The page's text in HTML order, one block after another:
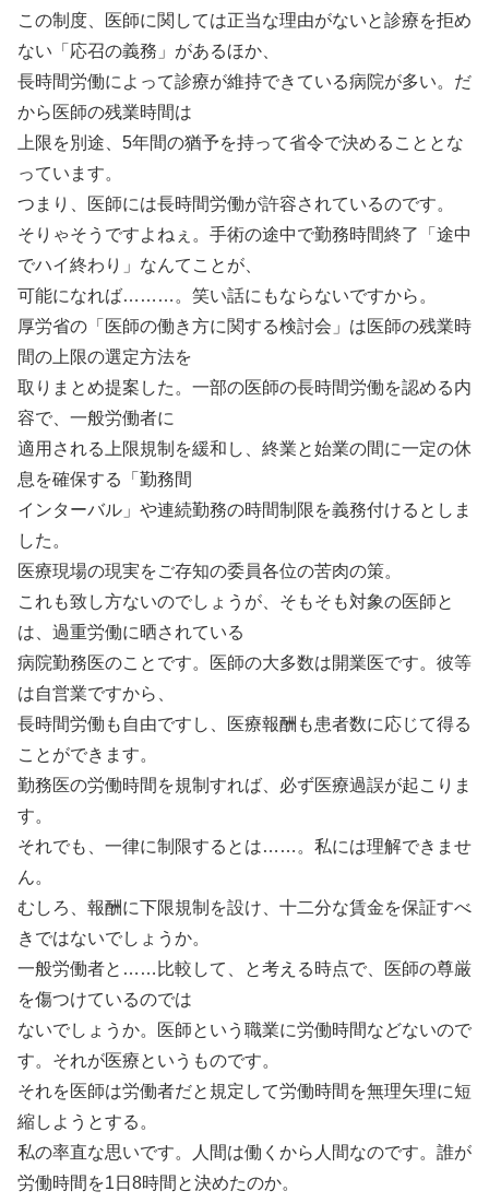
この制度、医師に関しては正当な理由がないと診療を拒め
ない「応召の義務」があるほか、
長時間労働によって診療が維持できている病院が多い。だ
から医師の残業時間は
上限を別途、5年間の猶予を持って省令で決めることとな
っています。
つまり、医師には長時間労働が許容されているのです。
そりゃそうですよねぇ。手術の途中で勤務時間終了「途中
でハイ終わり」なんてことが、
可能になれば………。笑い話にもならないですから。
厚労省の「医師の働き方に関する検討会」は医師の残業時
間の上限の選定方法を
取りまとめ提案した。一部の医師の長時間労働を認める内
容で、一般労働者に
適用される上限規制を緩和し、終業と始業の間に一定の休
息を確保する「勤務間
インターバル」や連続勤務の時間制限を義務付けるとしま
した。
医療現場の現実をご存知の委員各位の苦肉の策。
これも致し方ないのでしょうが、そもそも対象の医師と
は、過重労働に晒されている
病院勤務医のことです。医師の大多数は開業医です。彼等
は自営業ですから、
長時間労働も自由ですし、医療報酬も患者数に応じて得る
ことができます。
勤務医の労働時間を規制すれば、必ず医療過誤が起こりま
す。
それでも、一律に制限するとは……。私には理解できませ
ん。
むしろ、報酬に下限規制を設け、十二分な賃金を保証すべ
きではないでしょうか。
一般労働者と……比較して、と考える時点で、医師の尊厳
を傷つけているのでは
ないでしょうか。医師という職業に労働時間などないので
す。それが医療というものです。
それを医師は労働者だと規定して労働時間を無理矢理に短
縮しようとする。
私の率直な思いです。人間は働くから人間なのです。誰が
労働時間を1日8時間と決めたのか。